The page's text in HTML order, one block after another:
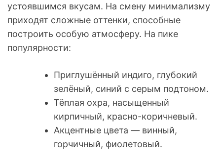
устоявшимся вкусам. На смену минимализму
приходят сложные оттенки, способные
построить особую атмосферу. На пике
популярности:
Приглушённый индиго, глубокий
зелёный, синий с серым подтоном.
Тёплая охра, насыщенный
кирпичный, красно-коричневый.
Акцентные цвета — винный,
горчичный, фиолетовый.